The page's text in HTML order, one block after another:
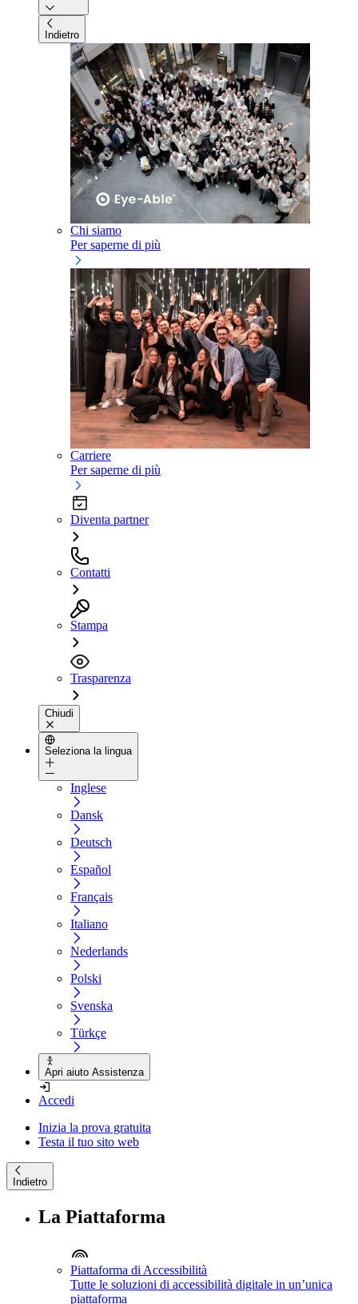
Indietro
Chi siamo
Per saperne di più
Carriere
Per saperne di più
Diventa partner
Contatti
Stampa
Trasparenza
Chiudi
Seleziona la lingua
Inglese
Dansk
Deutsch
Español
Français
Italiano
Nederlands
Polski
Svenska
Türkçe
Apri aiuto Assistenza
Accedi
Inizia la prova gratuita
Testa il tuo sito web
Indietro
La Piattaforma
Piattaforma di Accessibilità
Tutte le soluzioni di accessibilità digitale in un’unica
piattaforma